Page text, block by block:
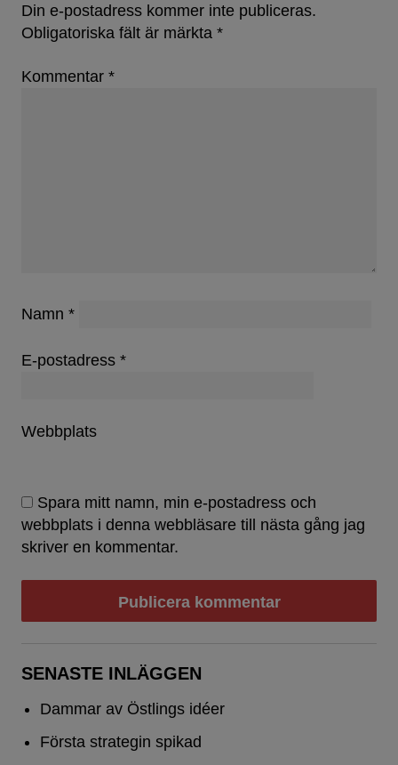
Din e-postadress kommer inte publiceras.
Obligatoriska fält är märkta *
Kommentar *
Namn *
E-postadress *
Webbplats
Spara mitt namn, min e-postadress och
webbplats i denna webbläsare till nästa gång jag
skriver en kommentar.
SENASTE INLÄGGEN
Dammar av Östlings idéer
Första strategin spikad